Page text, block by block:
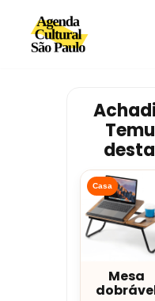
Avançar
Casa
Mesa